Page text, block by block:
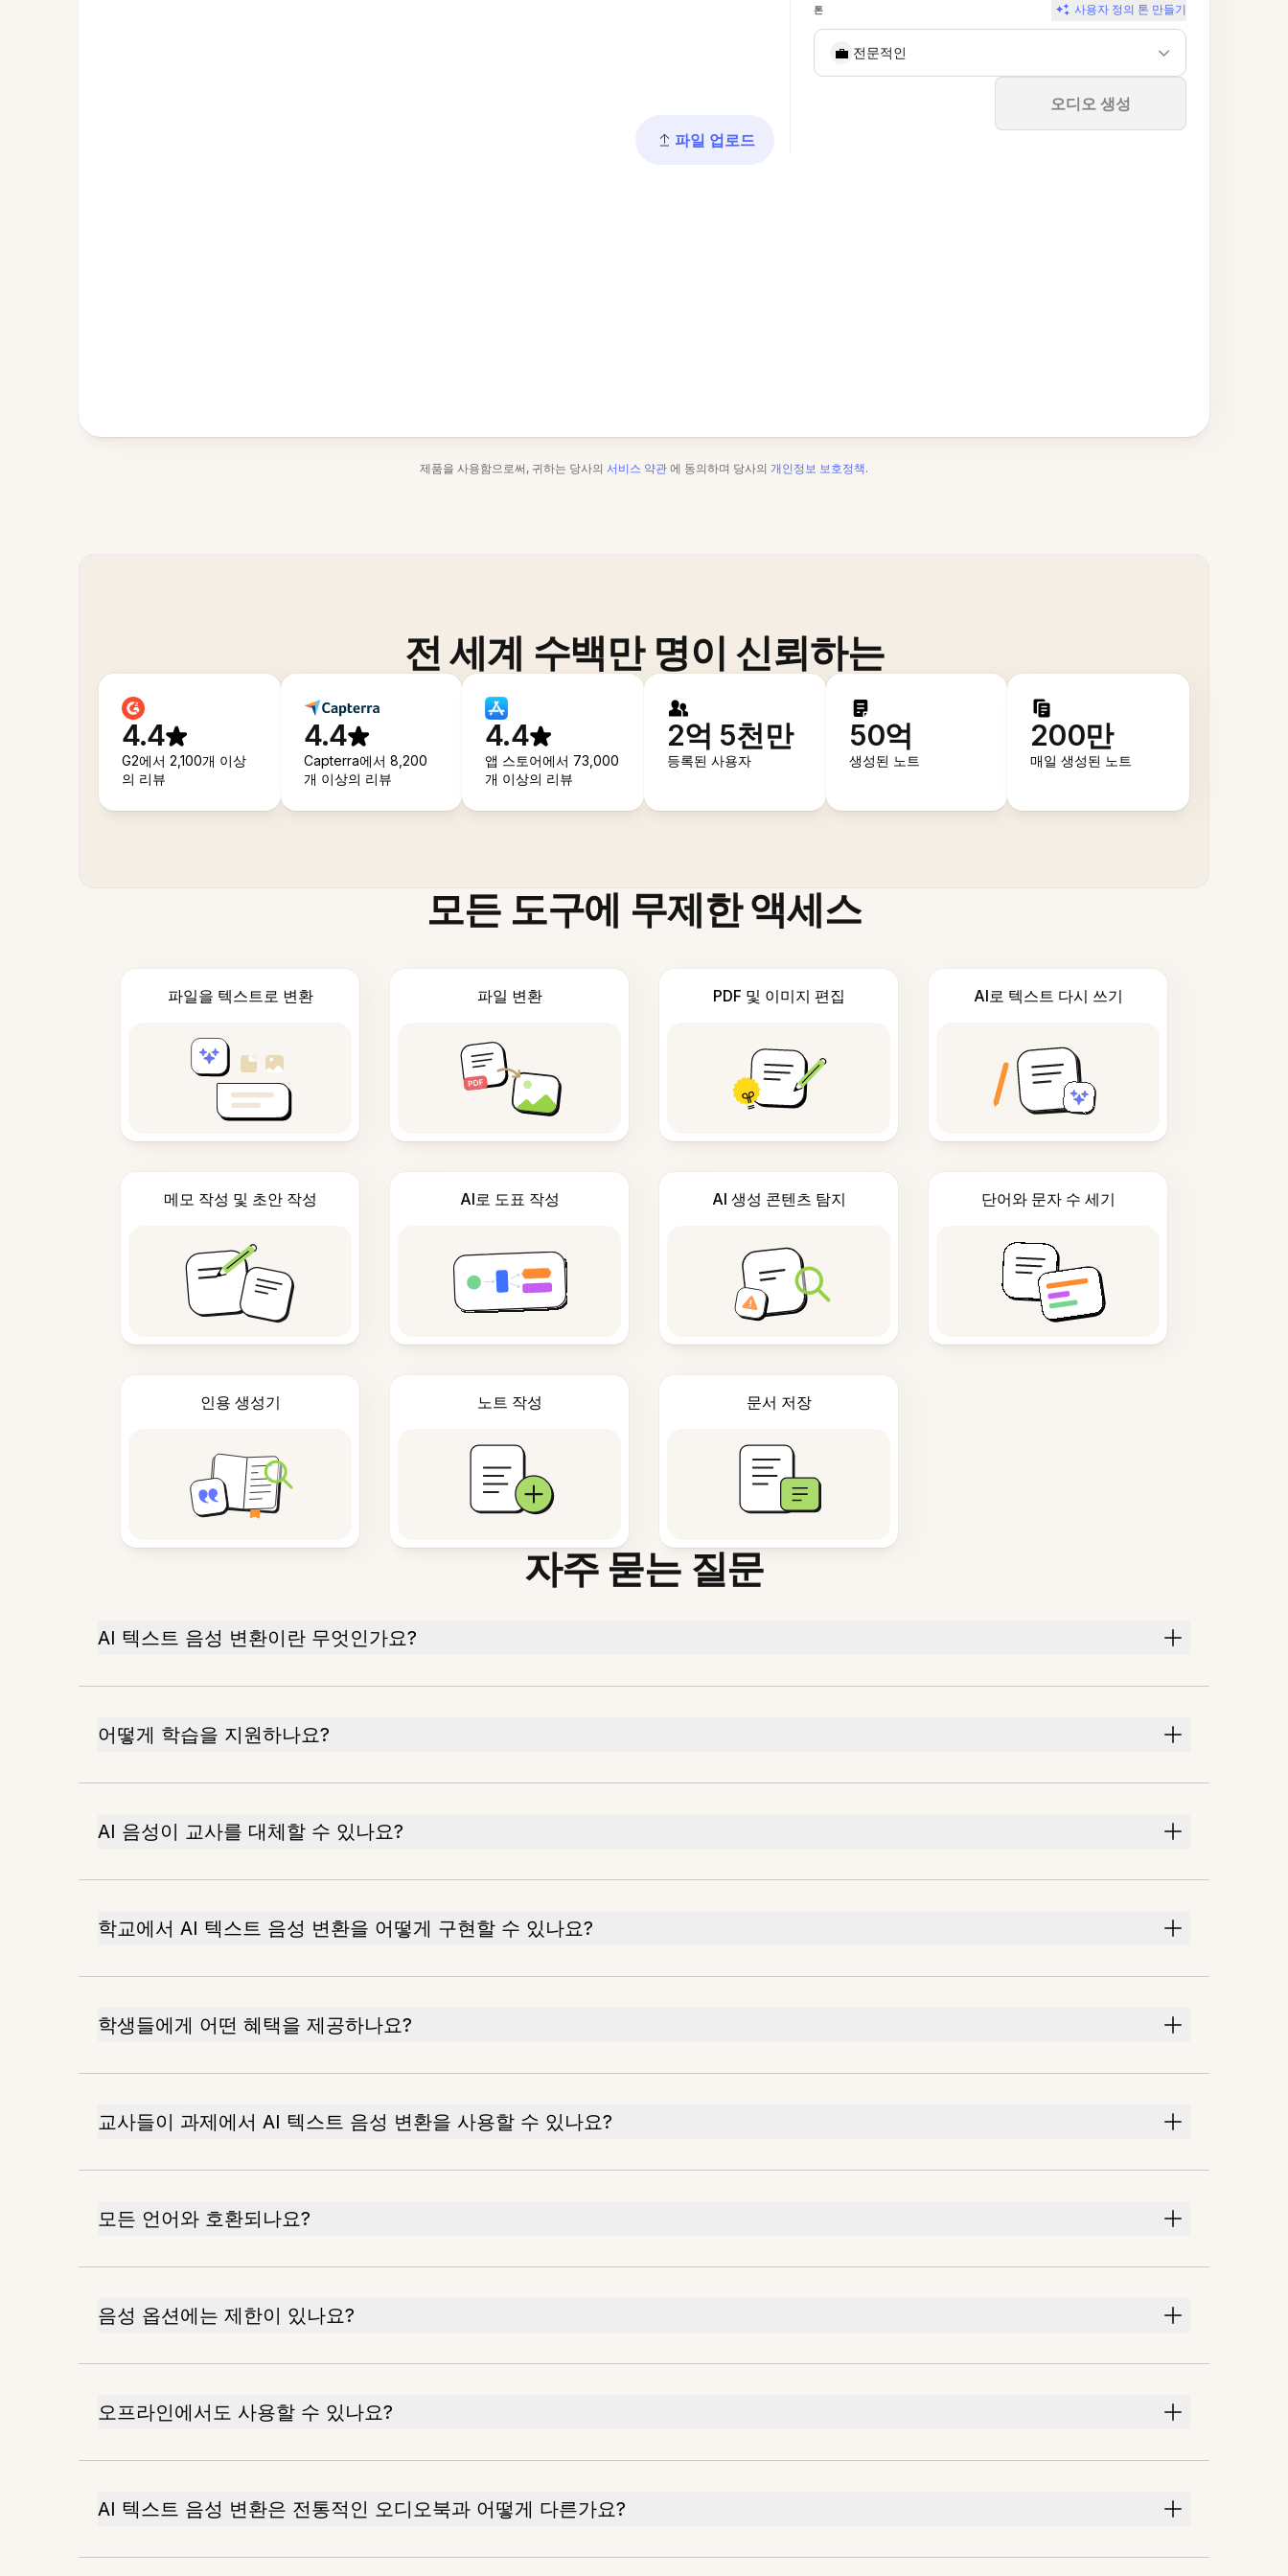
파일 업로드
톤 사용자 정의 톤 만들기
💼 전문적인
오디오 생성
중지
제품을 사용함으로써, 귀하는 당사의 서비스 약관 에 동의하며 당사의 개인정보 보호정책.
전 세계 수백만 명이 신뢰하는
4.4
G2에서 2,100개 이상
의 리뷰
4.4
Capterra에서 8,200
개 이상의 리뷰
4.4
앱 스토어에서 73,000
개 이상의 리뷰
2억 5천만
등록된 사용자
50억
생성된 노트
200만
매일 생성된 노트
모든 도구에 무제한 액세스
파일을 텍스트로 변환 파일 변환 PDF 및 이미지 편집 AI로 텍스트 다시 쓰기
메모 작성 및 초안 작성 AI로 도표 작성 AI 생성 콘텐츠 탐지 단어와 문자 수 세기
인용 생성기 노트 작성 문서 저장
자주 묻는 질문
AI 텍스트 음성 변환이란 무엇인가요?
어떻게 학습을 지원하나요?
AI 음성이 교사를 대체할 수 있나요?
학교에서 AI 텍스트 음성 변환을 어떻게 구현할 수 있나요?
학생들에게 어떤 혜택을 제공하나요?
교사들이 과제에서 AI 텍스트 음성 변환을 사용할 수 있나요?
모든 언어와 호환되나요?
음성 옵션에는 제한이 있나요?
오프라인에서도 사용할 수 있나요?
AI 텍스트 음성 변환은 전통적인 오디오북과 어떻게 다른가요?